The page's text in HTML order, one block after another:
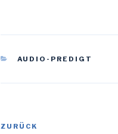
KATEGORIEN
AUDIO-PREDIGT
Vorheriger
ZURÜCK